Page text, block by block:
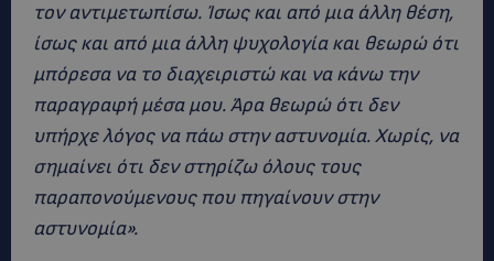
τον αντιμετωπίσω. Ίσως και από μια άλλη θέση,
ίσως και από μια άλλη ψυχολογία και θεωρώ ότι
μπόρεσα να το διαχειριστώ και να κάνω την
παραγραφή μέσα μου. Άρα θεωρώ ότι δεν
υπήρχε λόγος να πάω στην αστυνομία. Χωρίς, να
σημαίνει ότι δεν στηρίζω όλους τους
παραπονούμενους που πηγαίνουν στην
αστυνομία».